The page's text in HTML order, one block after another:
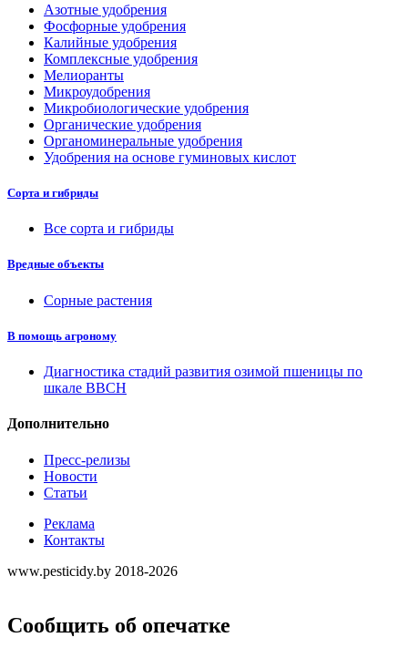
Азотные удобрения
Фосфорные удобрения
Калийные удобрения
Комплексные удобрения
Мелиоранты
Микроудобрения
Микробиологические удобрения
Органические удобрения
Органоминеральные удобрения
Удобрения на основе гуминовых кислот
Сорта и гибриды
Все сорта и гибриды
Вредные объекты
Сорные растения
В помощь агроному
Диагностика стадий развития озимой пшеницы по
шкале ВВСН
Дополнительно
Пресс-релизы
Новости
Статьи
Реклама
Контакты
www.pesticidy.by 2018-2026
Сообщить об опечатке